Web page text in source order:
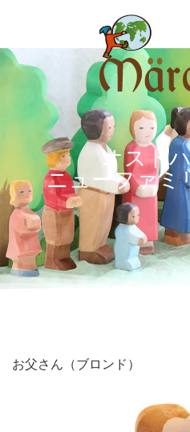
オスト
ニューファミ
お父さん（ブロンド）